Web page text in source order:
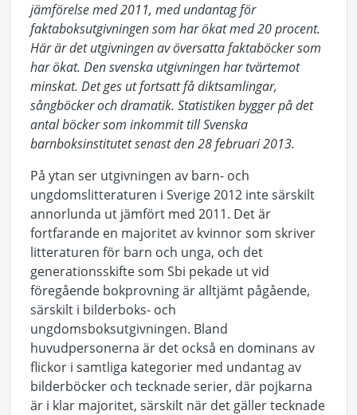
jämförelse med 2011, med undantag för
faktaboksutgivningen som har ökat med 20 procent.
Här är det utgivningen av översatta faktaböcker som
har ökat. Den svenska utgivningen har tvärtemot
minskat. Det ges ut fortsatt få diktsamlingar,
sångböcker och dramatik. Statistiken bygger på det
antal böcker som inkommit till Svenska
barnboksinstitutet senast den 28 februari 2013.
På ytan ser utgivningen av barn- och
ungdomslitteraturen i Sverige 2012 inte särskilt
annorlunda ut jämfört med 2011. Det är
fortfarande en majoritet av kvinnor som skriver
litteraturen för barn och unga, och det
generationsskifte som Sbi pekade ut vid
föregående bokprovning är alltjämt pågående,
särskilt i bilderboks- och
ungdomsboksutgivningen. Bland
huvudpersonerna är det också en dominans av
flickor i samtliga kategorier med undantag av
bilderböcker och tecknade serier, där pojkarna
är i klar majoritet, särskilt när det gäller tecknade